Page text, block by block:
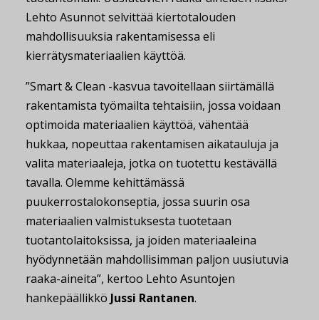
Lehto Asunnot selvittää kiertotalouden
mahdollisuuksia rakentamisessa eli
kierrätysmateriaalien käyttöä.
”Smart & Clean -kasvua tavoitellaan siirtämällä
rakentamista työmailta tehtaisiin, jossa voidaan
optimoida materiaalien käyttöä, vähentää
hukkaa, nopeuttaa rakentamisen aikatauluja ja
valita materiaaleja, jotka on tuotettu kestävällä
tavalla. Olemme kehittämässä
puukerrostalokonseptia, jossa suurin osa
materiaalien valmistuksesta tuotetaan
tuotantolaitoksissa, ja joiden materiaaleina
hyödynnetään mahdollisimman paljon uusiutuvia
raaka-aineita”, kertoo Lehto Asuntojen
hankepäällikkö Jussi Rantanen.